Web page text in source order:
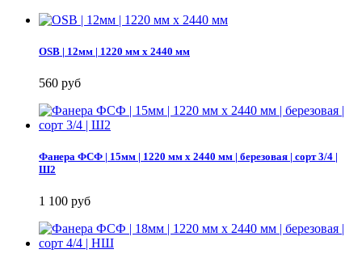
OSB | 12мм | 1220 мм х 2440 мм
560 руб
Фанера ФСФ | 15мм | 1220 мм х 2440 мм | березовая | сорт 3/4 |
Ш2
1 100 руб